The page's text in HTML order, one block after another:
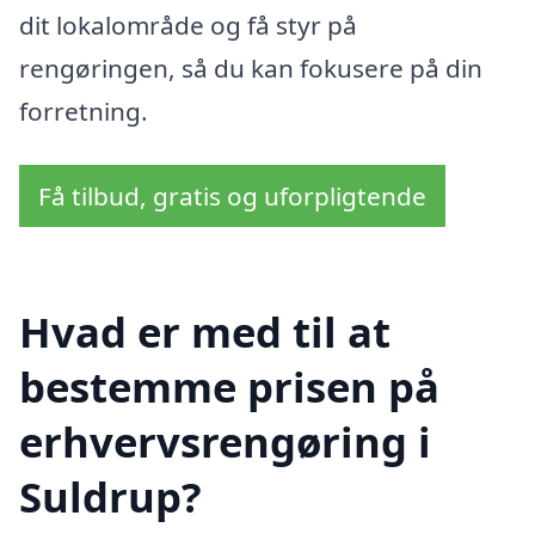
dit lokalområde og få styr på
rengøringen, så du kan fokusere på din
forretning.
Få tilbud, gratis og uforpligtende
Hvad er med til at
bestemme prisen på
erhvervsrengøring i
Suldrup?